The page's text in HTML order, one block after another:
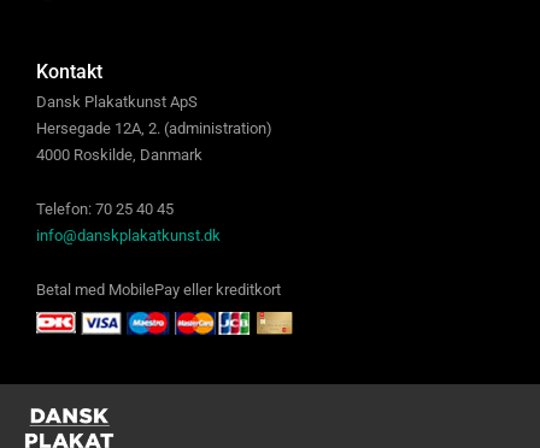
Kontakt
Dansk Plakatkunst ApS
Hersegade 12A, 2. (administration)
4000 Roskilde, Danmark
Telefon: 70 25 40 45
info@danskplakatkunst.dk
Betal med MobilePay eller kreditkort